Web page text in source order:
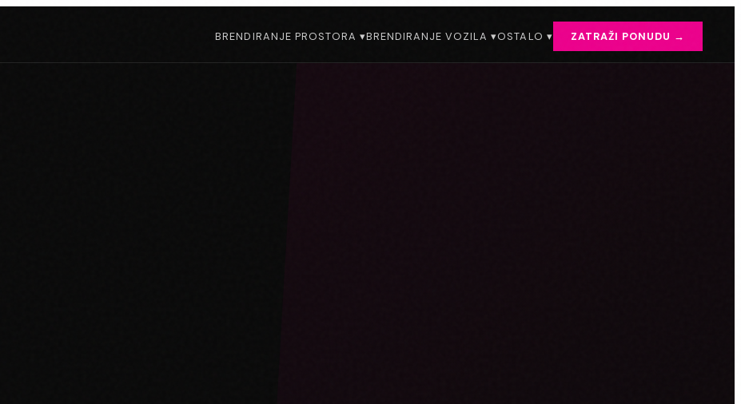
BRENDIRANJE PROSTORA ▾BRENDIRANJE VOZILA ▾OSTALO ▾ ZATRAŽI PONUDU →